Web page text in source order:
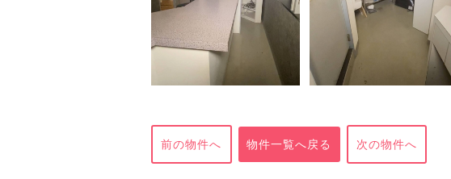
前の物件へ 物件一覧へ戻る 次の物件へ